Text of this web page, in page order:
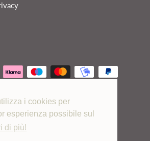
i cookies per
esperienza possibile sul
di più!